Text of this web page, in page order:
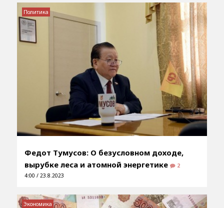
Федот Тумусов: О безусловном доходе,
вырубке леса и атомной энергетике
2
4:00 / 23.8.2023
Политика
Экономика